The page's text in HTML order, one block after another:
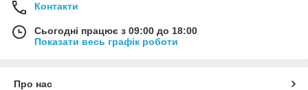
Контакти
Сьогодні працює з 09:00 до 18:00
Показати весь графік роботи
Про нас